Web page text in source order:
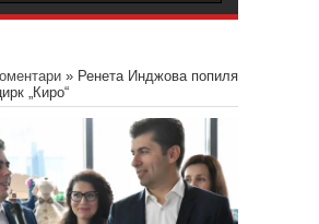
» Ренета Инджова попиля
„Киро“